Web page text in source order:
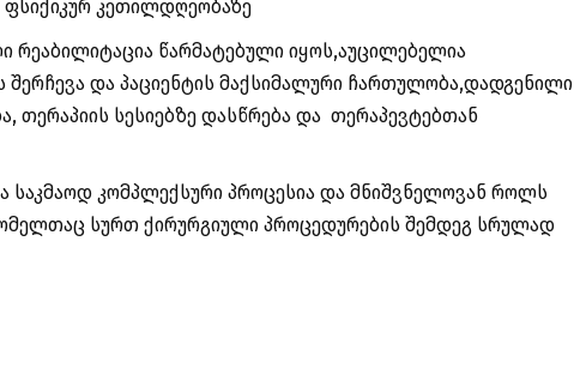
კეთილდღეობაზე
რეაბილიტაცია წარმატებული იყოს,აუცილებელია
და პაციენტის მაქსიმალური ჩართულობა,დადგენილი
თერაპიის სესიებზე დასწრება და თერაპევტებთან
საკმაოდ კომპლექსური პროცესია და მნიშვნელოვან როლს
სურთ ქირურგიული პროცედურების შემდეგ სრულად